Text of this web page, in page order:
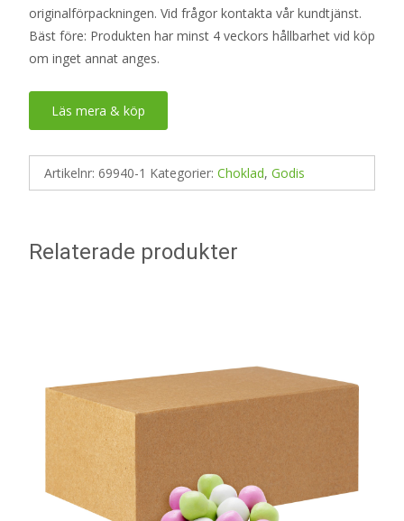
originalförpackningen. Vid frågor kontakta vår kundtjänst.
Bäst före: Produkten har minst 4 veckors hållbarhet vid köp
om inget annat anges.
Läs mera & köp
Artikelnr: 69940-1 Kategorier: Choklad, Godis
Relaterade produkter